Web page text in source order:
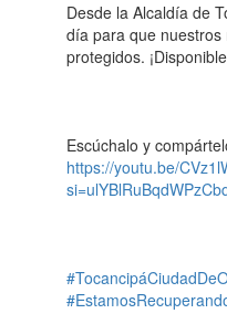
Desde la Alcaldía de
día para que
protegidos.
Escúchalo y
https://youtu.be/